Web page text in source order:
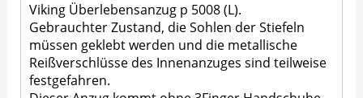
Viking Überlebensanzug p 5008 (L).
Gebrauchter Zustand, die Sohlen der Stiefeln
müssen geklebt werden und die metallische
Reißverschlüsse des Innenanzuges sind teilweise
festgefahren.